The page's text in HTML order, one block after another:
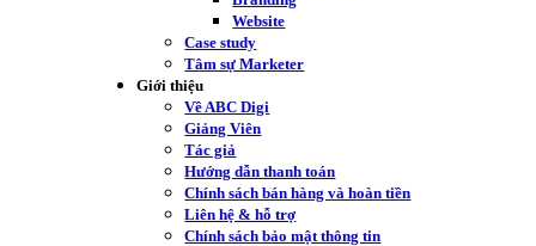
Website
Case study
Tâm sự Marketer
Giới thiệu
Về ABC Digi
Giảng Viên
Tác giả
Hướng dẫn thanh toán
Chính sách bán hàng và hoàn tiền
Liên hệ & hỗ trợ
Chính sách bảo mật thông tin